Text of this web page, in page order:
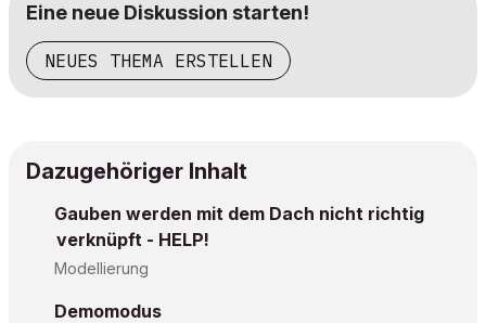
Eine neue Diskussion starten!
NEUES THEMA ERSTELLEN
Dazugehöriger Inhalt
Gauben werden mit dem Dach nicht richtig
verknüpft - HELP!
Modellierung
Demomodus